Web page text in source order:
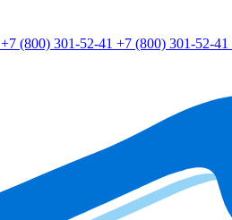
+7 (800) 301-52-41 +7 (800) 301-52-41